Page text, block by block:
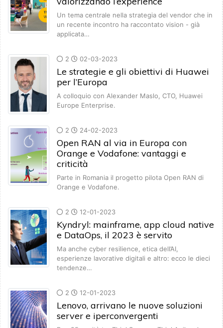
Un tema centrale nella strategia del vendor che in
un recente incontro ha raccontato vision - già
applicata…
2 02-03-2023
Le strategie e gli obiettivi di Huawei
per l’Europa
A colloquio con Alexander Maslo, CTO, Huawei
Europe Enterprise.
2 24-02-2023
Open RAN al via in Europa con
Orange e Vodafone: vantaggi e
criticità
Parte in Romania il progetto pilota Open RAN di
Orange e Vodafone.
2 12-01-2023
Kyndryl: mainframe, app cloud native
e DataOps, il 2023 è servito
Ma anche cyber resilience, etica dell’AI,
esperienze lavorative digitali e altro: ecco le dieci
tendenze…
2 12-01-2023
Lenovo, arrivano le nuove soluzioni
server e iperconvergenti